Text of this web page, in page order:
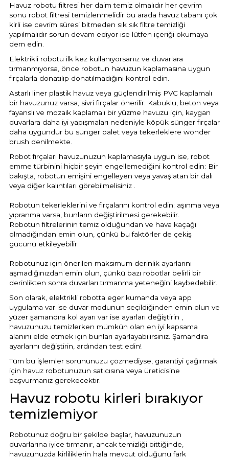
Havuz robotu filtresi her daim temiz olmalıdır her çevrim
sonu robot filtresi temizlenmelidir bu arada havuz tabanı çok
kirli ise cevrim süresi bitmeden sık sık filtre temizliği
yapılmalıdır sorun devam ediyor ise lütfen içeriği okumaya
dem edin.
Elektrikli robotu ilk kez kullanıyorsanız ve duvarlara
tırmanmıyorsa, önce robotun havuzun kaplamasına uygun
fırçalarla donatılıp donatılmadığını kontrol edin.
Astarlı liner plastik havuz veya güçlendirilmiş PVC kaplamalı
bir havuzunuz varsa, sivri fırçalar önerilir. Kabuklu, beton veya
fayanslı ve mozaik kaplamalı bir yüzme havuzu için, kaygan
duvarlara daha iyi yapışmaları nedeniyle köpük sünger fırçalar
daha uygundur bu sünger palet veya tekerleklere wonder
brush denilmekte.
Robot fırçaları havuzunuzun kaplamasıyla uygun ise, robot
emme türbinini hiçbir şeyin engellemediğini kontrol edin: Bir
bakışta, robotun emişini engelleyen veya yavaşlatan bir dalı
veya diğer kalıntıları görebilmelisiniz .
Robotun tekerleklerini ve fırçalarını kontrol edin; aşınma veya
yıpranma varsa, bunların değiştirilmesi gerekebilir.
Robotun filtrelerinin temiz olduğundan ve hava kaçağı
olmadığından emin olun, çünkü bu faktörler de çekiş
gücünü etkileyebilir.
Robotunuz için önerilen maksimum derinlik ayarlarını
aşmadığınızdan emin olun, çünkü bazı robotlar belirli bir
derinlikten sonra duvarları tırmanma yeteneğini kaybedebilir.
Son olarak, elektrikli robotta eger kumanda veya app
uygulama var ise duvar modunun seçildiğinden emin olun ve
yüzer şamandıra kol ayarı var ise ayarları değiştirin ,
havuzunuzu temizlerken mümkün olan en iyi kapsama
alanını elde etmek için bunları ayarlayabilirsiniz. Şamandıra
ayarlarını değiştirin, ardından test edin!
Tüm bu işlemler sorununuzu çözmediyse, garantiyi çağırmak
için havuz robotunuzun satıcısına veya üreticisine
başvurmanız gerekecektir.
Havuz robotu kirleri bırakıyor
temizlemiyor
Robotunuz doğru bir şekilde başlar, havuzunuzun
duvarlarına iyice tırmanır, ancak temizliği bittiğinde,
havuzunuzda kirliliklerin hala mevcut olduğunu fark